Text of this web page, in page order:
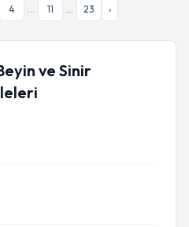
4 ... 11 ... 23 ›
ve Sinir